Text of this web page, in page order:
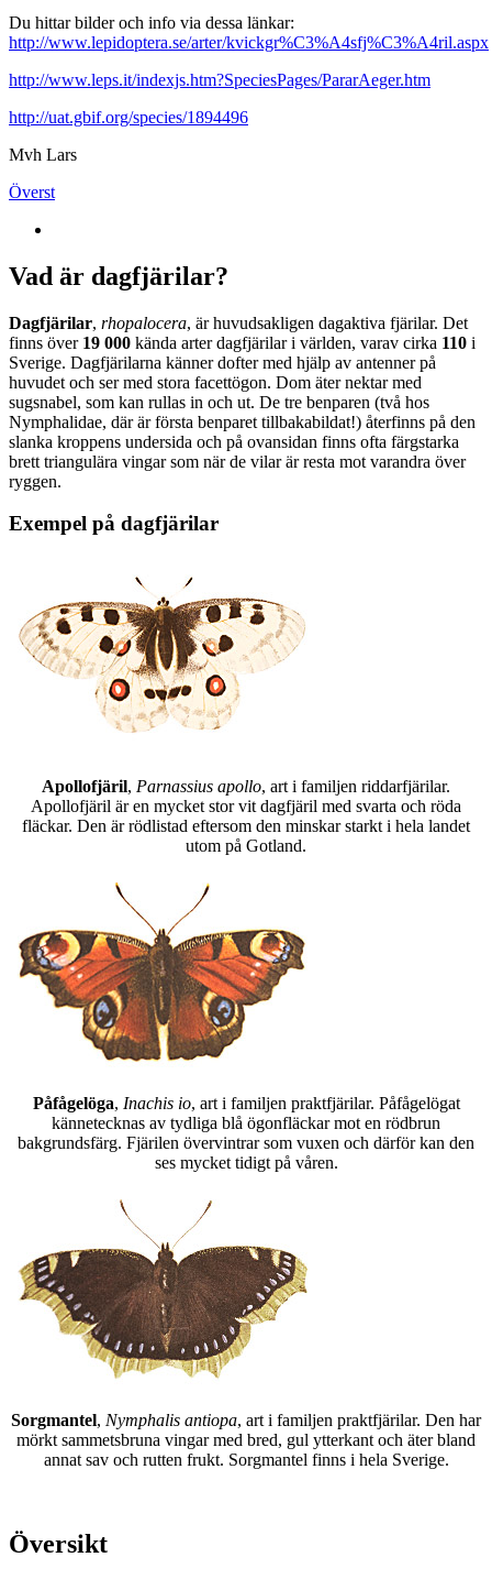
Du hittar bilder och info via dessa länkar:
http://www.lepidoptera.se/arter/kvickgr%C3%A4sfj%C3%A4ril.aspx
http://www.leps.it/indexjs.htm?SpeciesPages/PararAeger.htm
http://uat.gbif.org/species/1894496
Mvh Lars
Överst
Vad är dagfjärilar?
Dagfjärilar, rhopalocera, är huvudsakligen dagaktiva fjärilar. Det
finns över 19 000 kända arter dagfjärilar i världen, varav cirka 110 i
Sverige. Dagfjärilarna känner dofter med hjälp av antenner på
huvudet och ser med stora facettögon. Dom äter nektar med
sugsnabel, som kan rullas in och ut. De tre benparen (två hos
Nymphalidae, där är första benparet tillbakabildat!) återfinns på den
slanka kroppens undersida och på ovansidan finns ofta färgstarka
brett triangulära vingar som när de vilar är resta mot varandra över
ryggen.
Exempel på dagfjärilar
Apollofjäril, Parnassius apollo, art i familjen riddarfjärilar.
Apollofjäril är en mycket stor vit dagfjäril med svarta och röda
fläckar. Den är rödlistad eftersom den minskar starkt i hela landet
utom på Gotland.
Påfågelöga, Inachis io, art i familjen praktfjärilar. Påfågelögat
kännetecknas av tydliga blå ögonfläckar mot en rödbrun
bakgrundsfärg. Fjärilen övervintrar som vuxen och därför kan den
ses mycket tidigt på våren.
Sorgmantel, Nymphalis antiopa, art i familjen praktfjärilar. Den har
mörkt sammetsbruna vingar med bred, gul ytterkant och äter bland
annat sav och rutten frukt. Sorgmantel finns i hela Sverige.
Översikt